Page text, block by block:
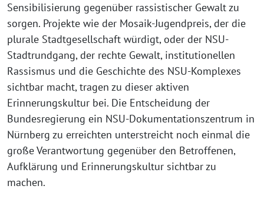
Sensibilisierung gegenüber rassistischer Gewalt zu
sorgen. Projekte wie der Mosaik-Jugendpreis, der die
plurale Stadtgesellschaft würdigt, oder der NSU-
Stadtrundgang, der rechte Gewalt, institutionellen
Rassismus und die Geschichte des NSU-Komplexes
sichtbar macht, tragen zu dieser aktiven
Erinnerungskultur bei. Die Entscheidung der
Bundesregierung ein NSU-Dokumentationszentrum in
Nürnberg zu erreichten unterstreicht noch einmal die
große Verantwortung gegenüber den Betroffenen,
Aufklärung und Erinnerungskultur sichtbar zu
machen.